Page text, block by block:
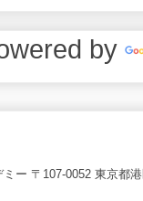
by
ー 〒107-0052 東京都